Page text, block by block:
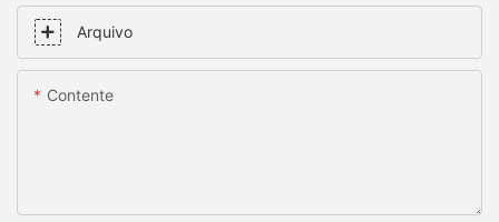
Arquivo
Contente